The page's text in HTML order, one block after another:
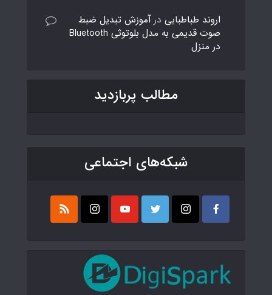
اروند طباطبایی درآموزش تبدیل ضبط
صوت قدیمی به مدل بلوتوثی Bluetooth
در منزل
مطالب پربازدید
شبکه‌های اجتماعی